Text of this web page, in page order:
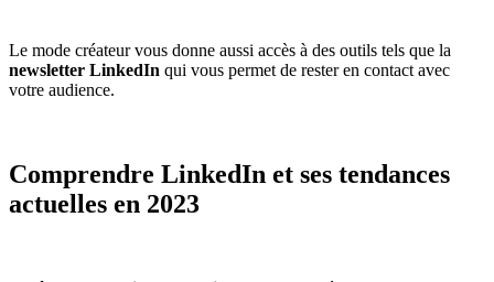
Le mode créateur vous donne aussi accès à des outils tels que la
newsletter LinkedIn qui vous permet de rester en contact avec
votre audience.
Comprendre LinkedIn et ses tendances
actuelles en 2023